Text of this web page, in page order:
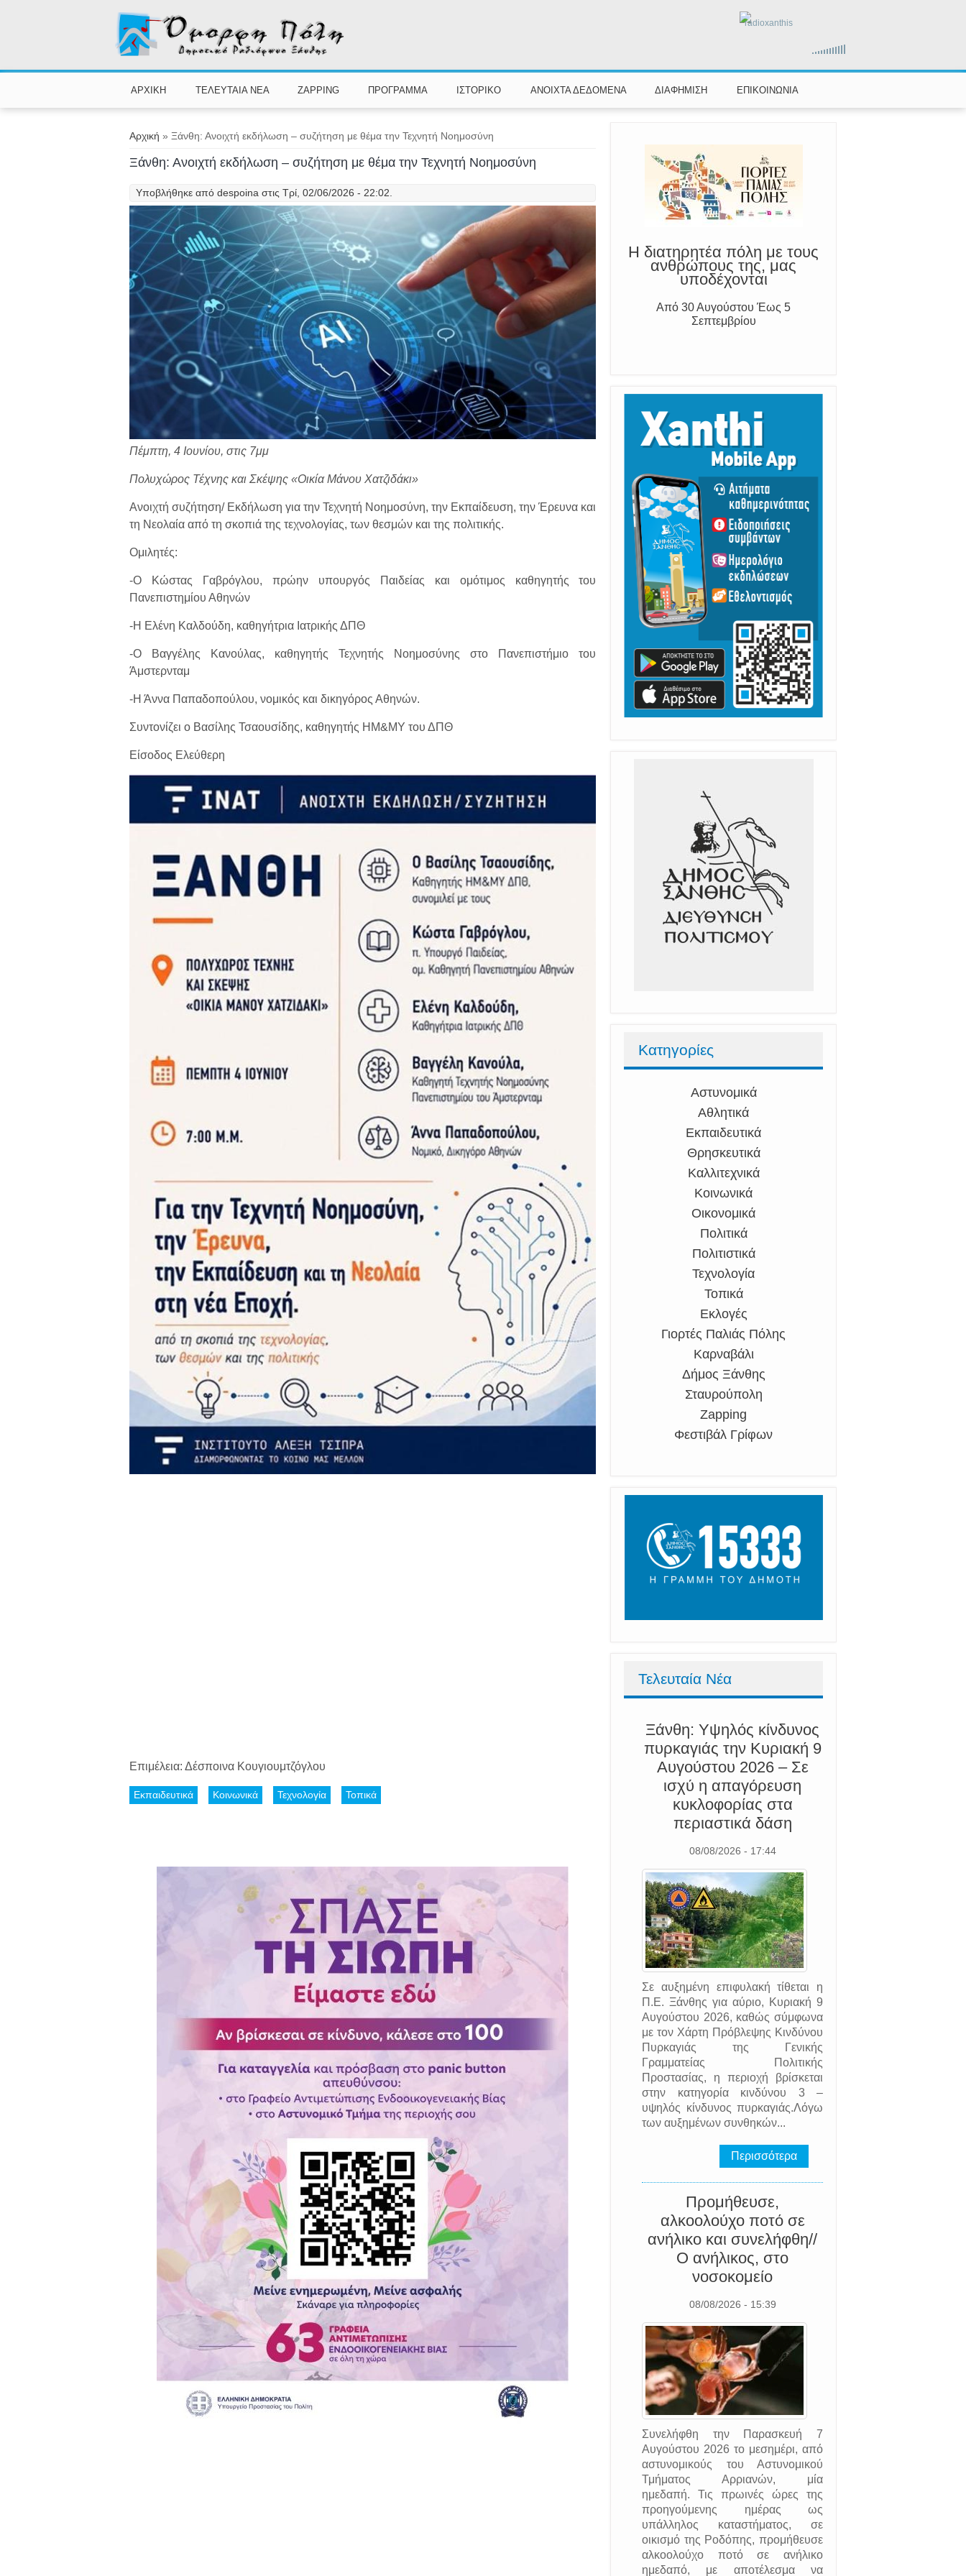
radioxanthis
ΑΡΧΙΚΗ ΤΕΛΕΥΤΑΙΑ ΝΕΑ ZAPPING ΠΡΟΓΡΑΜΜΑ ΙΣΤΟΡΙΚΟ ΑΝΟΙΧΤΑ ΔΕΔΟΜΕΝΑ ΔΙΑΦΗΜΙΣΗ ΕΠΙΚΟΙΝΩΝΙΑ
Είστε εδώ
Αρχική » Ξάνθη: Ανοιχτή εκδήλωση – συζήτηση με θέμα την Τεχνητή Νοημοσύνη
Ξάνθη: Ανοιχτή εκδήλωση – συζήτηση με θέμα την Τεχνητή Νοημοσύνη
Υποβλήθηκε από despoina στις Τρί, 02/06/2026 - 22:02.
Πέμπτη, 4 Ιουνίου, στις 7μμ
Πολυχώρος Τέχνης και Σκέψης «Οικία Μάνου Χατζιδάκι»
Ανοιχτή συζήτηση/ Εκδήλωση για την Τεχνητή Νοημοσύνη, την Εκπαίδευση, την Έρευνα και
τη Νεολαία από τη σκοπιά της τεχνολογίας, των θεσμών και της πολιτικής.
Ομιλητές:
-Ο Κώστας Γαβρόγλου, πρώην υπουργός Παιδείας και ομότιμος καθηγητής του
Πανεπιστημίου Αθηνών
-Η Ελένη Καλδούδη, καθηγήτρια Ιατρικής ΔΠΘ
-Ο Βαγγέλης Κανούλας, καθηγητής Τεχνητής Νοημοσύνης στο Πανεπιστήμιο του
Άμστερνταμ
-Η Άννα Παπαδοπούλου, νομικός και δικηγόρος Αθηνών.
Συντονίζει ο Βασίλης Τσαουσίδης, καθηγητής ΗΜ&ΜΥ του ΔΠΘ
Είσοδος Ελεύθερη
Επιμέλεια: Δέσποινα Κουγιουμτζόγλου
Εκπαιδευτικά Κοινωνικά Τεχνολογία Τοπικά
Η διατηρητέα πόλη με τους
ανθρώπους της, μας
υποδέχονται
Από 30 Αυγούστου Έως 5
Σεπτεμβρίου
Κατηγορίες
Αστυνομικά
Αθλητικά
Εκπαιδευτικά
Θρησκευτικά
Καλλιτεχνικά
Κοινωνικά
Οικονομικά
Πολιτικά
Πολιτιστικά
Τεχνολογία
Τοπικά
Εκλογές
Γιορτές Παλιάς Πόλης
Καρναβάλι
Δήμος Ξάνθης
Σταυρούπολη
Zapping
Φεστιβάλ Γρίφων
Τελευταία Νέα
Ξάνθη: Υψηλός κίνδυνος
πυρκαγιάς την Κυριακή 9
Αυγούστου 2026 – Σε
ισχύ η απαγόρευση
κυκλοφορίας στα
περιαστικά δάση
08/08/2026 - 17:44
Σε αυξημένη επιφυλακή τίθεται η
Π.Ε. Ξάνθης για αύριο, Κυριακή 9
Αυγούστου 2026, καθώς σύμφωνα
με τον Χάρτη Πρόβλεψης Κινδύνου
Πυρκαγιάς της Γενικής
Γραμματείας Πολιτικής
Προστασίας, η περιοχή βρίσκεται
στην κατηγορία κινδύνου 3 –
υψηλός κίνδυνος πυρκαγιάς.Λόγω
των αυξημένων συνθηκών...
Περισσότερα
Προμήθευσε,
αλκοολούχο ποτό σε
ανήλικο και συνελήφθη//
Ο ανήλικος, στο
νοσοκομείο
08/08/2026 - 15:39
Συνελήφθη την Παρασκευή 7
Αυγούστου 2026 το μεσημέρι, από
αστυνομικούς του Αστυνομικού
Τμήματος Αρριανών, μία
ημεδαπή. Τις πρωινές ώρες της
προηγούμενης ημέρας ως
υπάλληλος καταστήματος, σε
οικισμό της Ροδόπης, προμήθευσε
αλκοολούχο ποτό σε ανήλικο
ημεδαπό, με αποτέλεσμα να